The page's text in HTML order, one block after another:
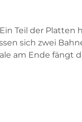
Teil der
sich zwei
am Ende fängt